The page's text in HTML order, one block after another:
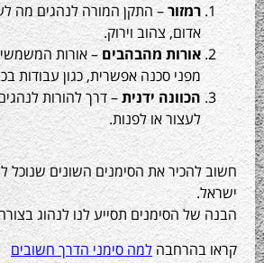
רמזור– התקן המורה לנהגים מה לעשות
אדום, צהוב וירוק.
אורות מהבהבים– אורות המשמשים כדי
מפני סכנה אפשרית, כגון עבודות בכביש.
הכוונה ידנית– דרך להורות לנהגים מה
לעצור או לפנות.
את הסימנים השונים שנוכל לראות על
הסימנים תסייע לנו לנהוג בצורה בטוחה
למה סימני הדרך חשובים